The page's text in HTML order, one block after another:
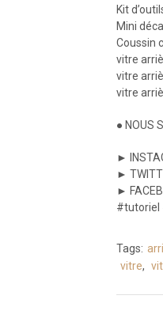
Kit
Mini
Coussin
vitre
vitre
vitre
● NOUS
►
►
►
#tutoriel
Tags:
vitre,